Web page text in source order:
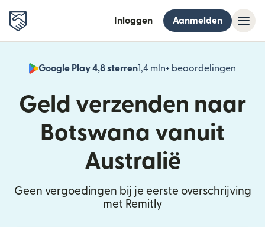
Inloggen Aanmelden
Google Play 4,8 sterren1,4 mln+ beoordelingen
Geld verzenden naar
Botswana vanuit
Australië
Geen vergoedingen bij je eerste overschrijving
met Remitly